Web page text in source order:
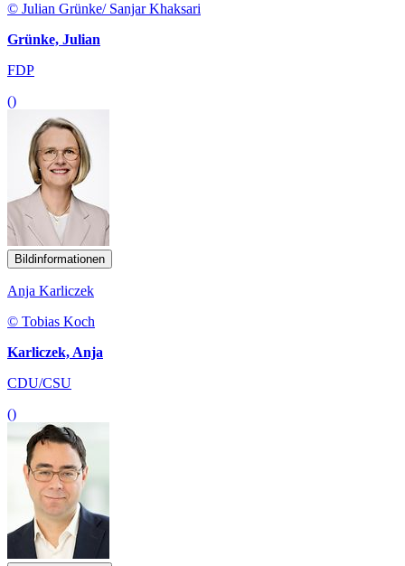
© Julian Grünke/ Sanjar Khaksari
Grünke, Julian
FDP
()
Bildinformationen
Anja Karliczek
© Tobias Koch
Karliczek, Anja
CDU/CSU
()